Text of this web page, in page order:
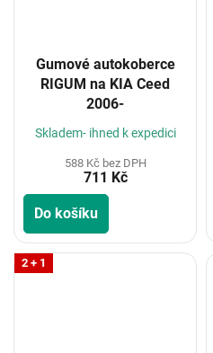
Gumové autokoberce
RIGUM na KIA Ceed
2006-
Skladem- ihned k expedici
588 Kč bez DPH
711 Kč
Do košíku
2 + 1